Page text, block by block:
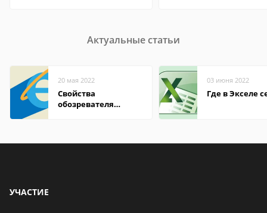
Актуальные статьи
20 мая 2022
Свойства
обозревателя
03 июня 2022
Где в Экселе
УЧАСТИЕ